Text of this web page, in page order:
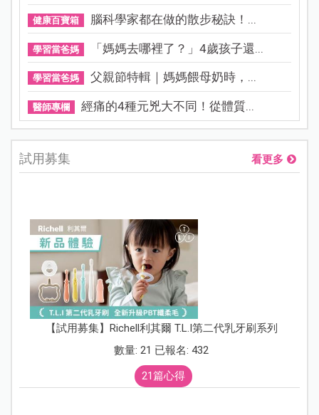
健康百寶箱 腦科學家都在做的散步秘訣！...
學習當爸媽 「媽媽去哪裡了？」4歲孩子還...
學習當爸媽 父親節特輯｜媽媽餵母奶時，...
醫師專欄 經痛的4種元兇大不同！從體質...
試用募集 看更多
【試用募集】Richell利其爾 T.L.I第二代乳牙刷系列
數量: 21 已報名: 432
21篇心得